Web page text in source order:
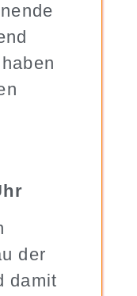
der
damit